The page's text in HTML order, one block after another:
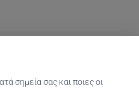
σημεία σας και ποιες οι